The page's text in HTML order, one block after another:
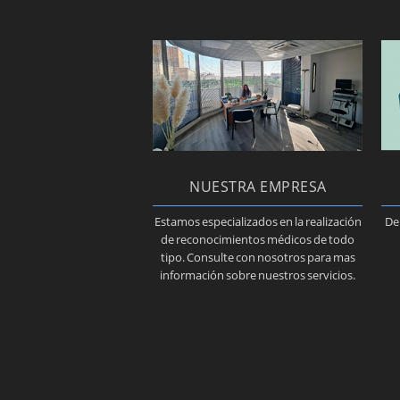
NUESTRA EMPRESA
Estamos especializados en la realización
de reconocimientos médicos de todo
tipo. Consulte con nosotros para mas
información sobre nuestros servicios.